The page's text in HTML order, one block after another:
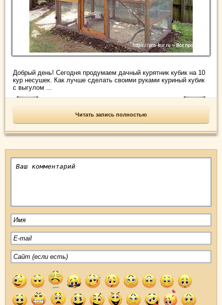
Добрый день! Сегодня продумаем дачный курятник кубик на 10
кур несушек. Как лучше сделать своими руками куриный кубик
с выгулом ...
Читать запись полностью